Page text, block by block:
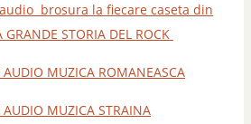
brosura la fiecare caseta din
STORIA DEL ROCK
AUDIO MUZICA ROMANEASCA
AUDIO MUZICA STRAINA